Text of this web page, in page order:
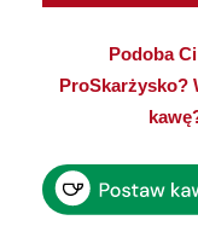
Podoba
ProSkarżysko?